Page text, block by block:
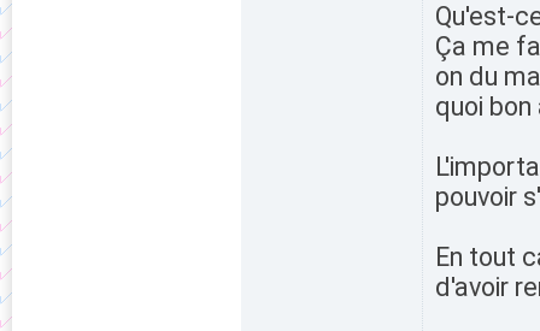
Qu'est-
Ça me
on du
quoi bon
pouvoir
En tout
d'avoir